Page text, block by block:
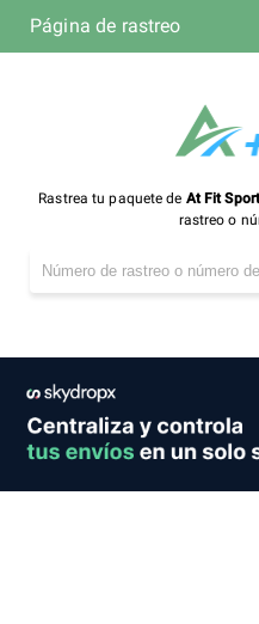
Página de rastreo
Rastrea tu paquete de At Fit
rastreo o